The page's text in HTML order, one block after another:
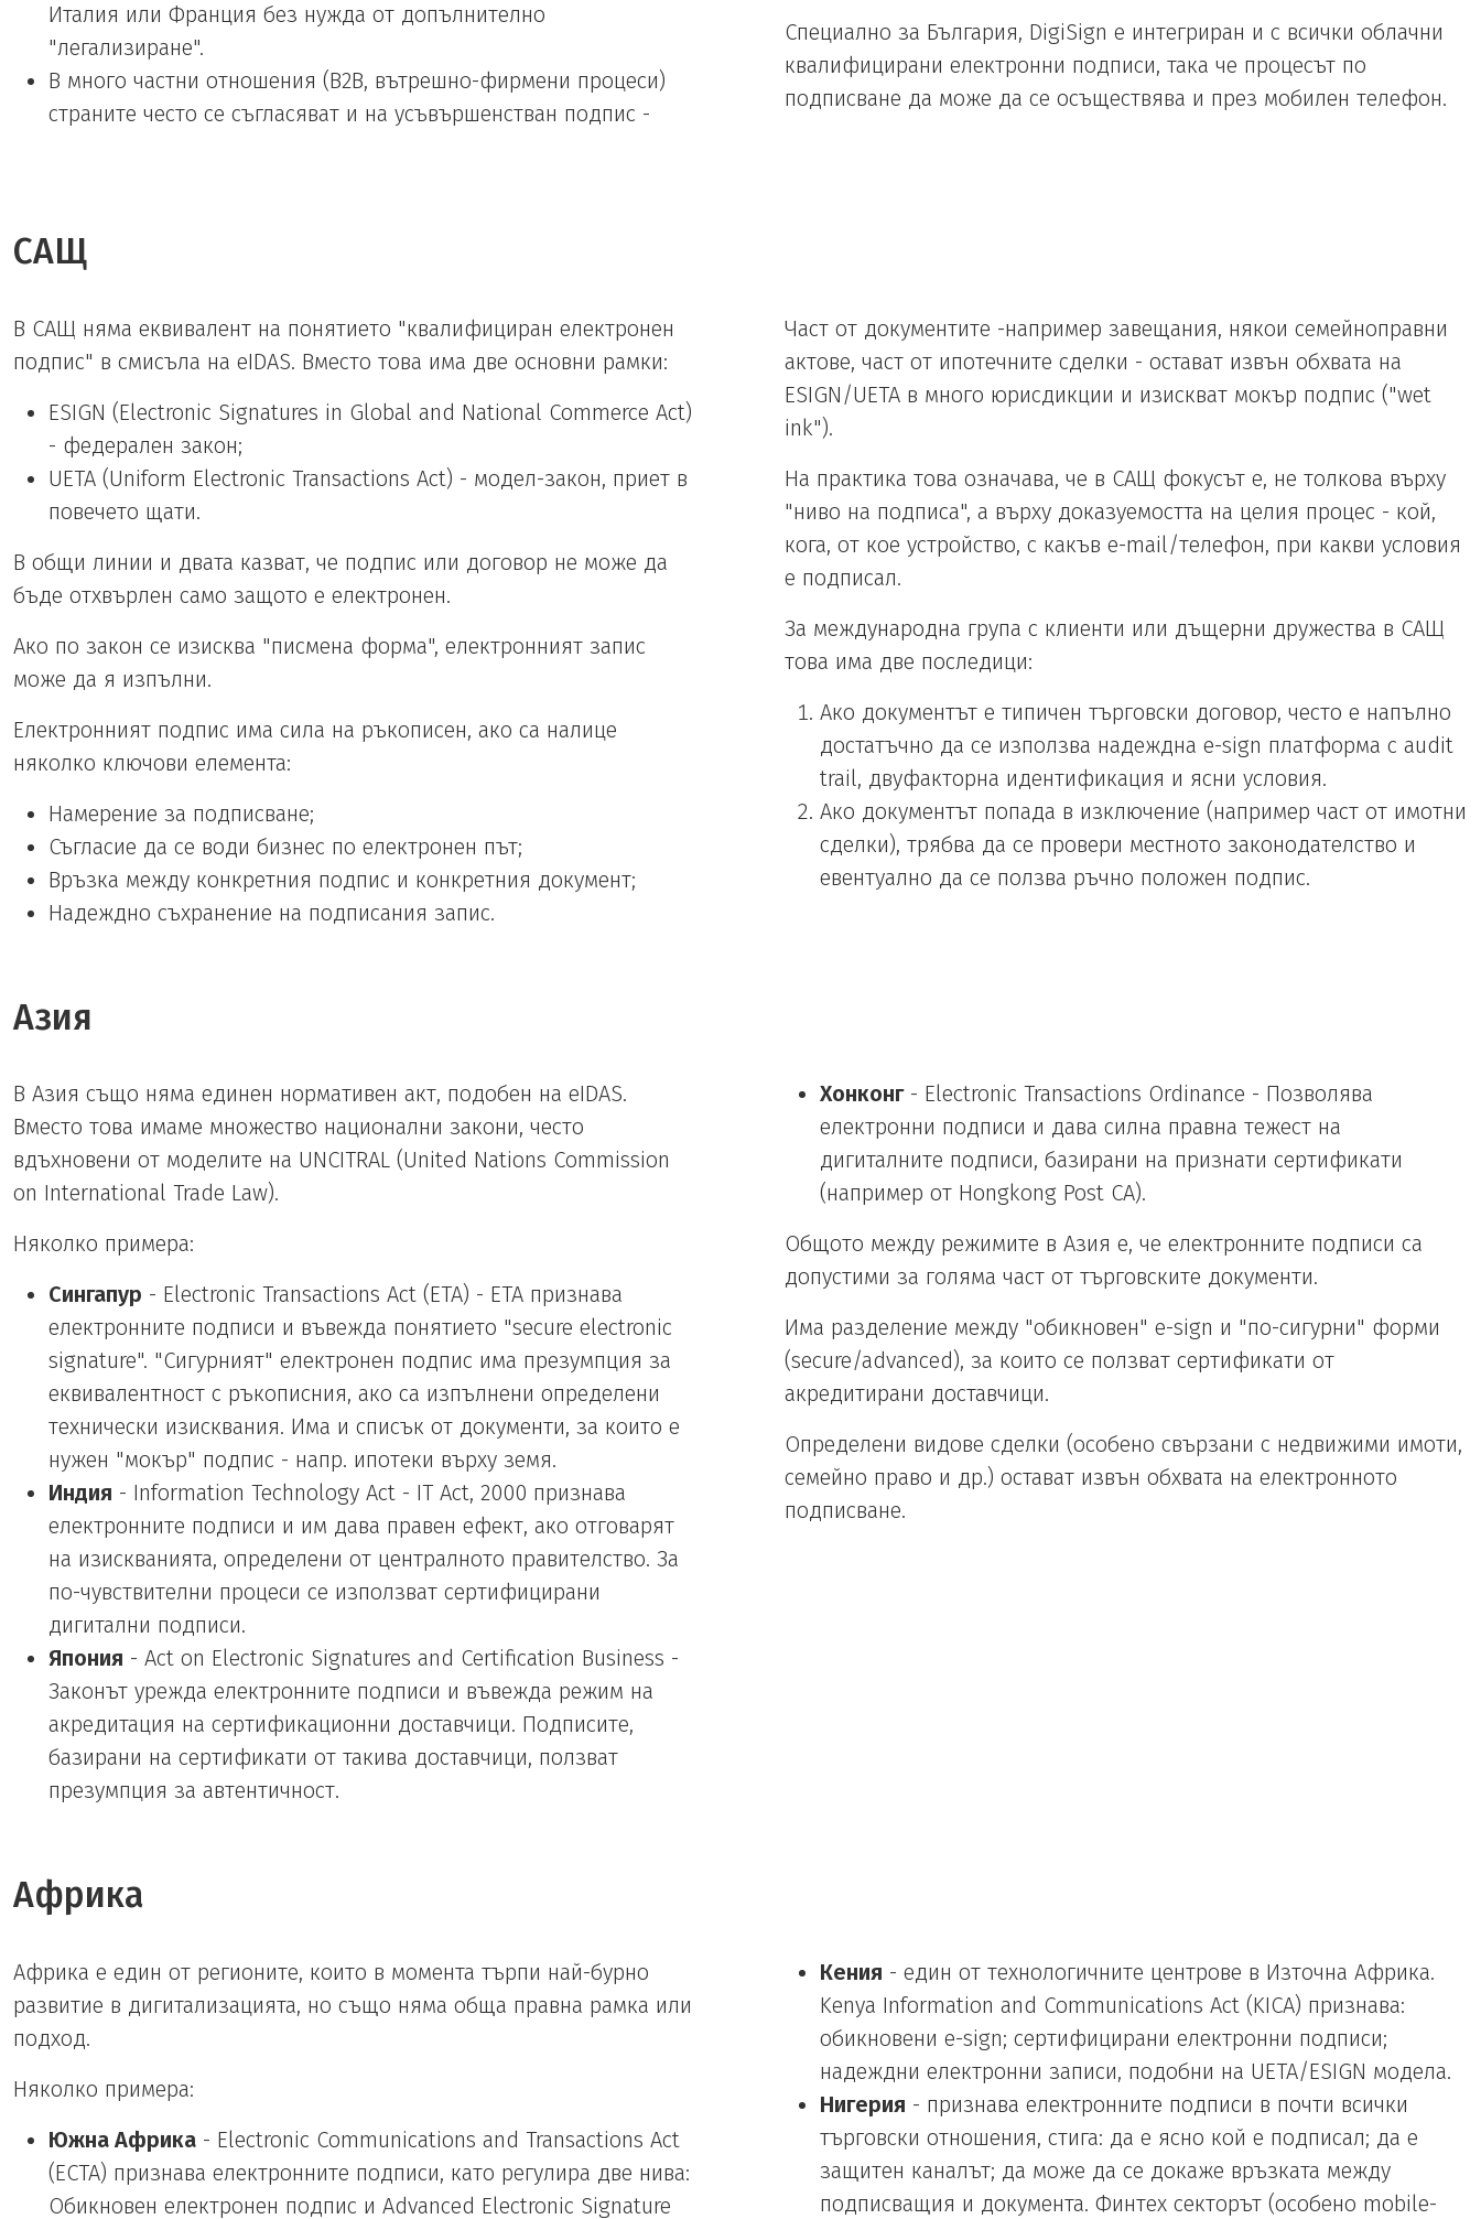
Италия или Франция без нужда от допълнително
"легализиране".
В много частни отношения (B2B, вътрешно-фирмени процеси)
страните често се съгласяват и на усъвършенстван подпис -
Специално за България, DigiSign е интегриран и с всички облачни
квалифицирани електронни подписи, така че процесът по
подписване да може да се осъществява и през мобилен телефон.
САЩ
В САЩ няма еквивалент на понятието "квалифициран електронен
подпис" в смисъла на eIDAS. Вместо това има две основни рамки:
ESIGN (Electronic Signatures in Global and National Commerce Act)
- федерален закон;
UETA (Uniform Electronic Transactions Act) - модел-закон, приет в
повечето щати.
В общи линии и двата казват, че подпис или договор не може да
бъде отхвърлен само защото е електронен.
Ако по закон се изисква "писмена форма", електронният запис
може да я изпълни.
Електронният подпис има сила на ръкописен, ако са налице
няколко ключови елемента:
Намерение за подписване;
Съгласие да се води бизнес по електронен път;
Връзка между конкретния подпис и конкретния документ;
Надеждно съхранение на подписания запис.
Част от документите -например завещания, някои семейноправни
актове, част от ипотечните сделки - остават извън обхвата на
ESIGN/UETA в много юрисдикции и изискват мокър подпис ("wet
ink").
На практика това означава, че в САЩ фокусът е, не толкова върху
"ниво на подписа", а върху доказуемостта на целия процес - кой,
кога, от кое устройство, с какъв e-mail/телефон, при какви условия
е подписал.
За международна група с клиенти или дъщерни дружества в САЩ
това има две последици:
Ако документът е типичен търговски договор, често е напълно
достатъчно да се използва надеждна e-sign платформа с audit
trail, двуфакторна идентификация и ясни условия.
Ако документът попада в изключение (например част от имотни
сделки), трябва да се провери местното законодателство и
евентуално да се ползва ръчно положен подпис.
Азия
В Азия също няма единен нормативен акт, подобен на eIDAS.
Вместо това имаме множество национални закони, често
вдъхновени от моделите на UNCITRAL (United Nations Commission
on International Trade Law).
Няколко примера:
Сингапур - Electronic Transactions Act (ETA) - ETA признава
електронните подписи и въвежда понятието "secure electronic
signature". "Сигурният" електронен подпис има презумпция за
еквивалентност с ръкописния, ако са изпълнени определени
технически изисквания. Има и списък от документи, за които е
нужен "мокър" подпис - напр. ипотеки върху земя.
Индия - Information Technology Act - IT Act, 2000 признава
електронните подписи и им дава правен ефект, ако отговарят
на изискванията, определени от централното правителство. За
по-чувствителни процеси се използват сертифицирани
дигитални подписи.
Япония - Act on Electronic Signatures and Certification Business -
Законът урежда електронните подписи и въвежда режим на
акредитация на сертификационни доставчици. Подписите,
базирани на сертификати от такива доставчици, ползват
презумпция за автентичност.
Хонконг- Electronic Transactions Ordinance - Позволява
електронни подписи и дава силна правна тежест на
дигиталните подписи, базирани на признати сертификати
(например от Hongkong Post CA).
Общото между режимите в Азия е, че електронните подписи са
допустими за голяма част от търговските документи.
Има разделение между "обикновен" e-sign и "по-сигурни" форми
(secure/advanced), за които се ползват сертификати от
акредитирани доставчици.
Определени видове сделки (особено свързани с недвижими имоти,
семейно право и др.) остават извън обхвата на електронното
подписване.
Африка
Африка е един от регионите, които в момента търпи най-бурно
развитие в дигитализацията, но също няма обща правна рамка или
подход.
Няколко примера:
Южна Африка - Electronic Communications and Transactions Act
(ECTA) признава електронните подписи, като регулира две нива:
Обикновен електронен подпис и Advanced Electronic Signature
Кения - един от технологичните центрове в Източна Африка.
Kenya Information and Communications Act (KICA) признава:
обикновени e-sign; сертифицирани електронни подписи;
надеждни електронни записи, подобни на UETA/ESIGN модела.
Нигерия - признава електронните подписи в почти всички
търговски отношения, стига: да е ясно кой е подписал; да е
защитен каналът; да може да се докаже връзката между
подписващия и документа. Финтех секторът (особено mobile-